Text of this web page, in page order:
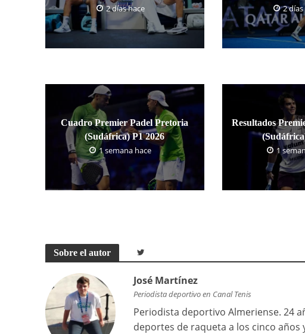
2 días hace 2
Cuadro Premier Padel Pretoria
(Sudáfrica) P1 2026
1 semana hace
Resultados
1
Sobre el autor
José Martínez
Periodista deportivo en Canal Tenis
Periodista deportivo Almeriense. 24
deportes de raqueta a los cinco